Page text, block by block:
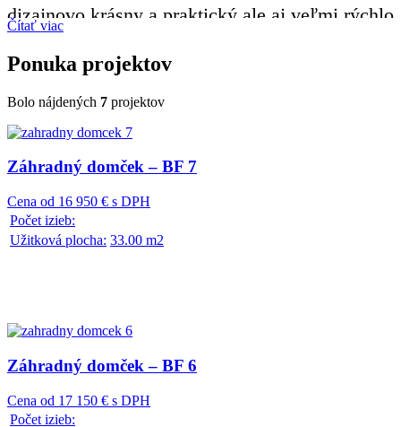
dizajnovo krásny a praktický ale aj veľmi rýchlo
Ponúkame Vám jednotnú cenu na Slovensku a
Všetko, čo potrebujete vedieť
o záhradných domčekoch
Zabudnite na zastarané búdy na náradie.
minimalistickým dizajnom. Naše
domčeky charakterizujú čisté línie, veľké
presklené plochy pre dostatok svetla a
kombinácia kvalitného dreveného obkladu s
Čítať viac
Ponuka projektov
Bolo nájdených 7 projektov
Záhradný domček – BF 7
Cena od 16 950 € s DPH
Počet izieb:
Užitková plocha: 33.00 m2
Záhradný domček – BF 6
Cena od 17 150 € s DPH
Počet izieb: